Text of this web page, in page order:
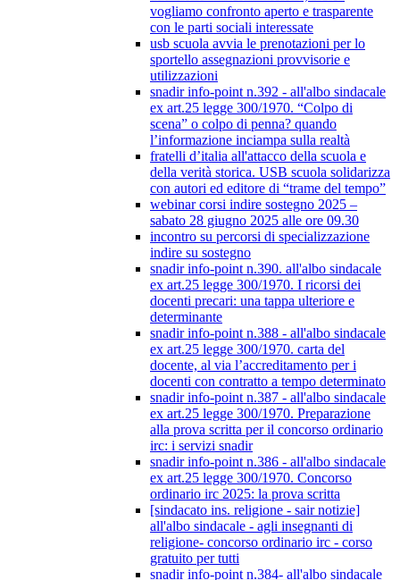
vogliamo confronto aperto e trasparente
con le parti sociali interessate
usb scuola avvia le prenotazioni per lo
sportello assegnazioni provvisorie e
utilizzazioni
snadir info-point n.392 - all'albo sindacale
ex art.25 legge 300/1970. “Colpo di
scena” o colpo di penna? quando
l’informazione inciampa sulla realtà
fratelli d’italia all'attacco della scuola e
della verità storica. USB scuola solidarizza
con autori ed editore di “trame del tempo”
webinar corsi indire sostegno 2025 –
sabato 28 giugno 2025 alle ore 09.30
incontro su percorsi di specializzazione
indire su sostegno
snadir info-point n.390. all'albo sindacale
ex art.25 legge 300/1970. I ricorsi dei
docenti precari: una tappa ulteriore e
determinante
snadir info-point n.388 - all'albo sindacale
ex art.25 legge 300/1970. carta del
docente, al via l’accreditamento per i
docenti con contratto a tempo determinato
snadir info-point n.387 - all'albo sindacale
ex art.25 legge 300/1970. Preparazione
alla prova scritta per il concorso ordinario
irc: i servizi snadir
snadir info-point n.386 - all'albo sindacale
ex art.25 legge 300/1970. Concorso
ordinario irc 2025: la prova scritta
[sindacato ins. religione - sair notizie]
all'albo sindacale - agli insegnanti di
religione- concorso ordinario irc - corso
gratuito per tutti
snadir info-point n.384- all'albo sindacale